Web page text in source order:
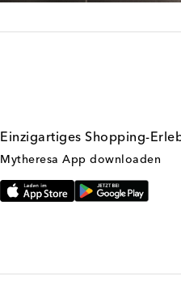
Einzigartiges Shopping-
Mytheresa App downloaden